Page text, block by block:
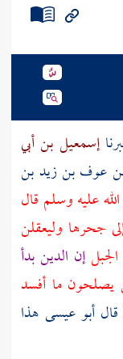
إسمعيل بن أبي
عوف بن زيد بن
عليه وسلم قال
جحرها وليعقلن
إن الدين بدأ
يصلحون ما أفسد
قال أبو عيسى هذا